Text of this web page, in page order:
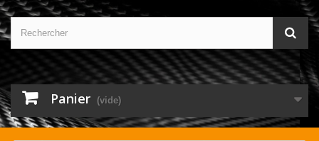
Panier (vide)